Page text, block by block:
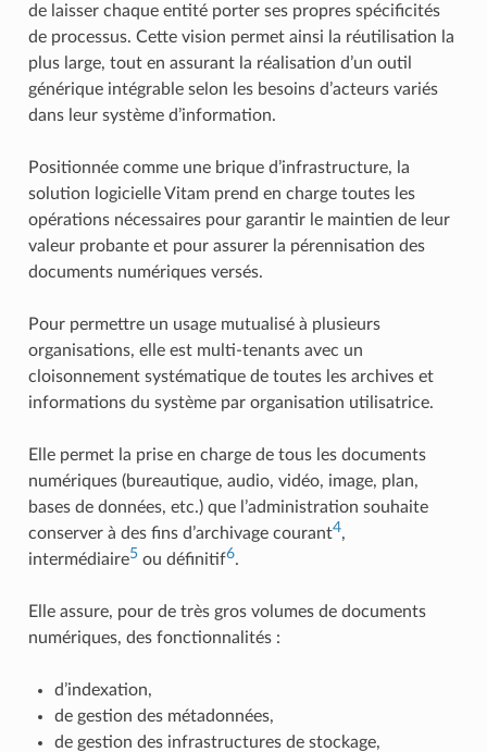
de laisser chaque entité porter ses propres spécificités
de processus. Cette vision permet ainsi la réutilisation la
plus large, tout en assurant la réalisation d’un outil
générique intégrable selon les besoins d’acteurs variés
dans leur système d’information.
Positionnée comme une brique d’infrastructure, la
solution logicielle Vitam prend en charge toutes les
opérations nécessaires pour garantir le maintien de leur
valeur probante et pour assurer la pérennisation des
documents numériques versés.
Pour permettre un usage mutualisé à plusieurs
organisations, elle est multi-tenants avec un
cloisonnement systématique de toutes les archives et
informations du système par organisation utilisatrice.
Elle permet la prise en charge de tous les documents
numériques (bureautique, audio, vidéo, image, plan,
bases de données, etc.) que l’administration souhaite
conserver à des fins d’archivage courant4,
intermédiaire5ou définitif6.
Elle assure, pour de très gros volumes de documents
numériques, des fonctionnalités :
d’indexation,
de gestion des métadonnées,
de gestion des infrastructures de stockage,